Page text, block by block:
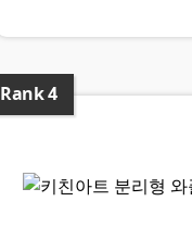
Rank4